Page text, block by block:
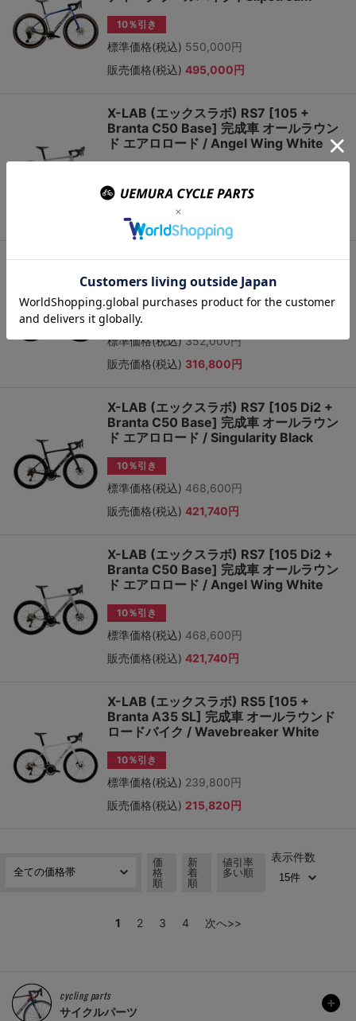
10％引き
標準価格(税込) 550,000円
販売価格(税込) 495,000円
X-LAB (エックスラボ) RS7 [105 +
Branta C50 Base] 完成車 オールラウン
ド エアロロード / Angel Wing White
標準価格(税込) 352,000円
販売価格(税込)
X-LAB (エックスラボ) RS7 [105 +
Branta C50 Base] 完成車 オールラウン
ド エアロロード / Singularity Black
10％引き
標準価格(税込) 352,000円
販売価格(税込) 316,800円
X-LAB (エックスラボ) RS7 [105 Di2 +
Branta C50 Base] 完成車 オールラウン
ド エアロロード / Singularity Black
10％引き
標準価格(税込) 468,600円
販売価格(税込) 421,740円
X-LAB (エックスラボ) RS7 [105 Di2 +
Branta C50 Base] 完成車 オールラウン
ド エアロロード / Angel Wing White
10％引き
標準価格(税込) 468,600円
販売価格(税込) 421,740円
X-LAB (エックスラボ) RS5 [105 +
Branta A35 SL] 完成車 オールラウンド
ロードバイク / Wavebreaker White
10％引き
標準価格(税込) 239,800円
販売価格(税込) 215,820円
価
格
順
新
着
順
値引率
多い順
表示件数
1 2 3 4 次へ>>
cycling parts
サイクルパーツ